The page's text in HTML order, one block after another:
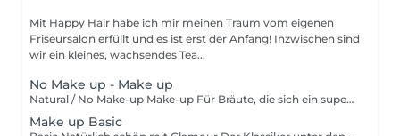
Mit Happy Hair habe ich mir meinen Traum vom eigenen
Friseursalon erfüllt und es ist erst der Anfang! Inzwischen sind
wir ein kleines, wachsendes Tea...
No Make up - Make up
Natural / No Make-up Make-up Für Bräute, die sich ein super dezentes Styling wünschen fast unsichtbar, aber mit strahlender Wirkung. sanfter Hautausgleich für einen frischen Teint schlichtes Augen-Make-up auf Wunsch etwas Blush, Bronzer & Augenbrauen-Definition Der perfekte Look für alle, die geschminkt ungeschminkt aussehen möchten.
Make up Basic